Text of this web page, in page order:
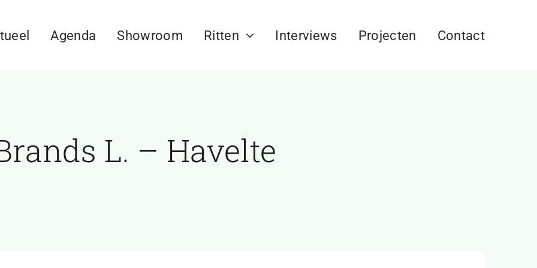
Agenda Showroom Ritten Interviews Projecten Contact
L. – Havelte